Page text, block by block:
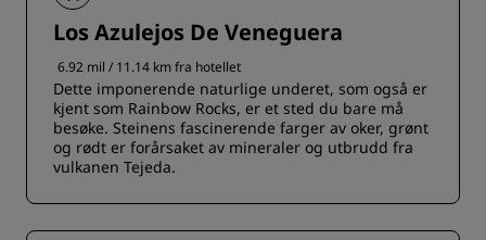
Los Azulejos De Veneguera
6.92 mil / 11.14 km fra hotellet
Dette imponerende naturlige underet, som også er
kjent som Rainbow Rocks, er et sted du bare må
besøke. Steinens fascinerende farger av oker, grønt
og rødt er forårsaket av mineraler og utbrudd fra
vulkanen Tejeda.